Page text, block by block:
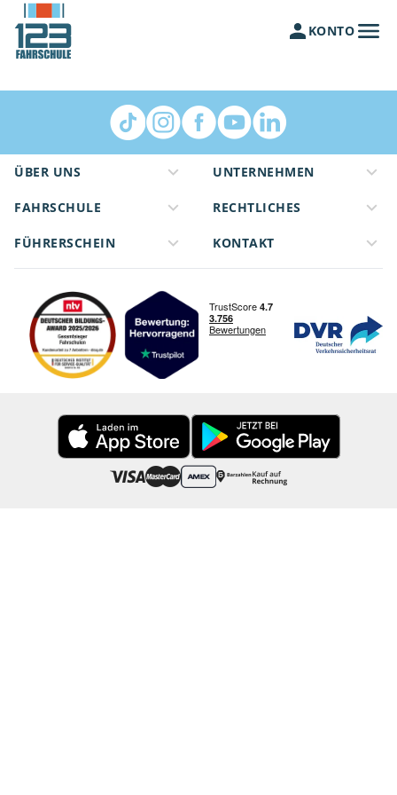
KONTO
ÜBER UNS
FAHRSCHULE
FÜHRERSCHEIN
UNTERNEHMEN
RECHTLICHES
KONTAKT